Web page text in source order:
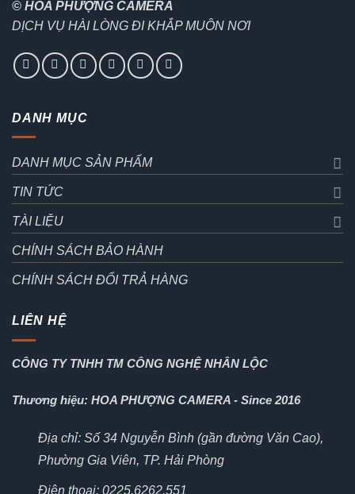
© HOA PHƯỢNG CAMERA
DỊCH VỤ HÀI LÒNG ĐI KHẮP MUÔN NƠI
DANH MỤC
DANH MỤC SẢN PHẨM
TIN TỨC
TÀI LIỆU
CHÍNH SÁCH BẢO HÀNH
CHÍNH SÁCH ĐỔI TRẢ HÀNG
LIÊN HỆ
CÔNG TY TNHH TM CÔNG NGHỆ NHÂN LỘC
Thương hiệu: HOA PHƯỢNG CAMERA - Since 2016
Địa chỉ: Số 34 Nguyễn Bình (gần đường Văn Cao),
Phường Gia Viên, TP. Hải Phòng
Điện thoại: 0225.6262.551